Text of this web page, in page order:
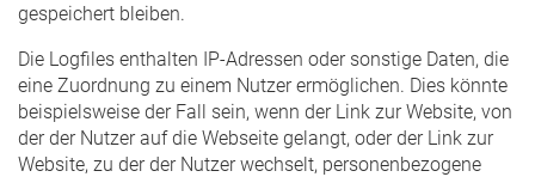
gespeichert bleiben.
Die Logfiles enthalten IP-Adressen oder sonstige Daten, die
eine Zuordnung zu einem Nutzer ermöglichen. Dies könnte
beispielsweise der Fall sein, wenn der Link zur Website, von
der der Nutzer auf die Webseite gelangt, oder der Link zur
Website, zu der der Nutzer wechselt, personenbezogene